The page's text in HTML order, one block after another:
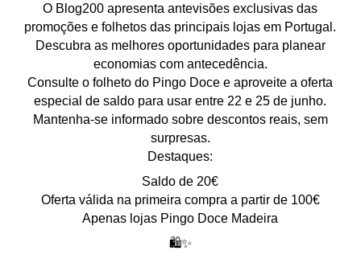
O Blog200 apresenta antevisões exclusivas das
promoções e folhetos das principais lojas em Portugal.
Descubra as melhores oportunidades para planear
economias com antecedência.
Consulte o folheto do Pingo Doce e aproveite a oferta
especial de saldo para usar entre 22 e 25 de junho.
Mantenha-se informado sobre descontos reais, sem
surpresas.
Destaques:
Saldo de 20€
Oferta válida na primeira compra a partir de 100€
Apenas lojas Pingo Doce Madeira
🛍️✨